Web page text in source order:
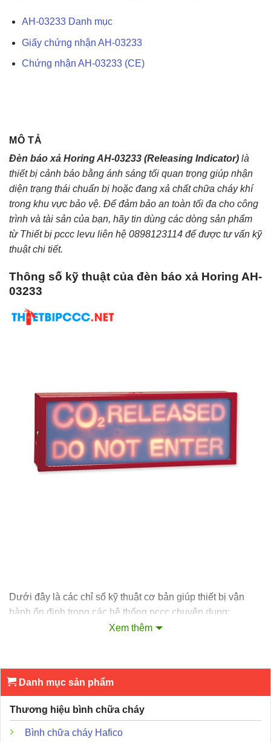
AH-03233 Danh mục
Giấy chứng nhận AH-03233
Chứng nhận AH-03233 (CE)
MÔ TẢ
Đèn báo xả Horing AH-03233 (Releasing Indicator) là
thiết bị cảnh báo bằng ánh sáng tối quan trọng giúp nhận
diện trạng thái chuẩn bị hoặc đang xả chất chữa cháy khí
trong khu vực bảo vệ. Để đảm bảo an toàn tối đa cho công
trình và tài sản của bạn, hãy tin dùng các dòng sản phẩm
từ Thiết bị pccc levu liên hệ 0898123114 để được tư vấn kỹ
thuật chi tiết.
Thông số kỹ thuật của đèn báo xả Horing AH-
03233
Dưới đây là các chỉ số kỹ thuật cơ bản giúp thiết bị vận
hành ổn định trong các hệ thống pccc chuyên dụng:
Xuất xứ:Đài Loan (Taiwan).
Điện áp cung cấp: 24V DC.
Dòng tiêu thụ:670mA nếu dùng bóng sợi tóc hoặc
310mA nếu dùng bóng LED.
Xem thêm
Danh mục sản phẩm
Thương hiệu bình chữa cháy
Bình chữa cháy Hafico